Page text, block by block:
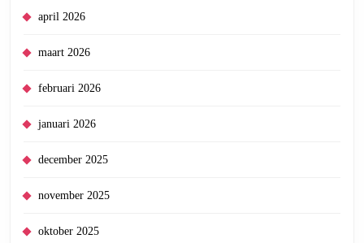
april 2026
maart 2026
februari 2026
januari 2026
december 2025
november 2025
oktober 2025